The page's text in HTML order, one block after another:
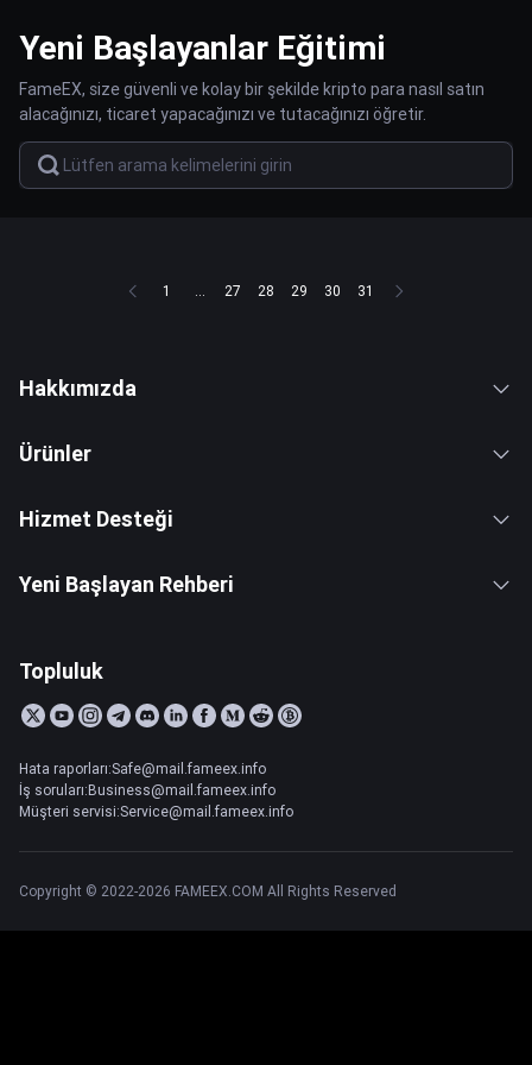
Yeni Başlayanlar Eğitimi
FameEX, size güvenli ve kolay bir şekilde kripto para nasıl satın
alacağınızı, ticaret yapacağınızı ve tutacağınızı öğretir.
1 ... 27 28 29 30 31
Hakkımızda
Ürünler
Hizmet Desteği
Yeni Başlayan Rehberi
Topluluk
Hata raporları:Safe@mail.fameex.info
İş soruları:Business@mail.fameex.info
Müşteri servisi:Service@mail.fameex.info
Copyright © 2022-2026 FAMEEX.COM All Rights Reserved